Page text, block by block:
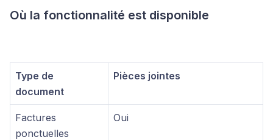
Où la fonctionnalité est disponible
Type de
document
Pièces jointes
Factures
ponctuelles
Oui